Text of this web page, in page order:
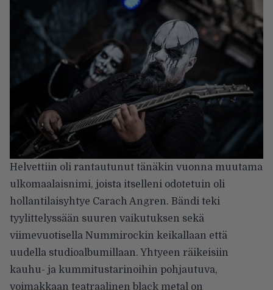
Helvettiin oli rantautunut tänäkin vuonna muutama
ulkomaalaisnimi, joista itselleni odotetuin oli
hollantilaisyhtye Carach Angren. Bändi teki
tyylittelyssään suuren vaikutuksen sekä
viimevuotisella Nummirockin keikallaan että
uudella studioalbumillaan. Yhtyeen räikeisiin
kauhu- ja kummitustarinoihin pohjautuva,
voimakkaan teatraalinen black metal on